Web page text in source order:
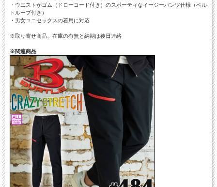
・ウエストがゴム（ドローコード付き）のスポーティなイージーパンツ仕様（ベル
トループ付き）
・男女ユニセックスの着用に対応
※取り寄せ商品、在庫の有無と納期は後日連絡
※関連商品